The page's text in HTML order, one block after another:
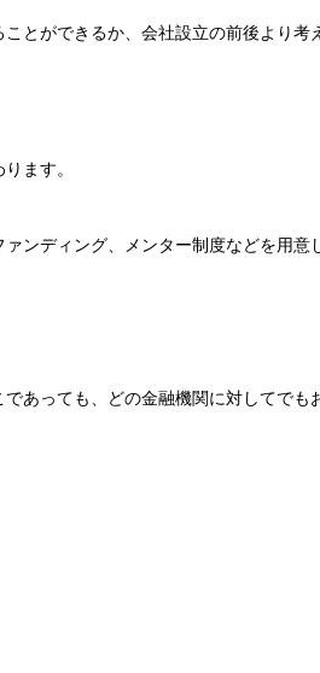
とができるか、会社設立の前後より考
ます。
ンディング、メンター制度などを用意
あっても、どの金融機関に対してでも